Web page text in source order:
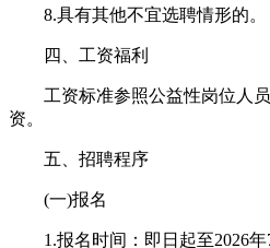
8.具有其他不宜选聘情形的。
四、工资福利
工资标准参照公益性岗位人员
资。
五、招聘程序
(一)报名
1.报名时间：即日起至2026年7